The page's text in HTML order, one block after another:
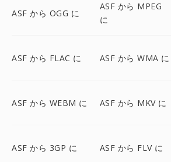
ASF から OGG に
ASF から MPEG
に
ASF から FLAC に ASF から WMA に
ASF から WEBM に ASF から MKV に
ASF から 3GP に ASF から FLV に